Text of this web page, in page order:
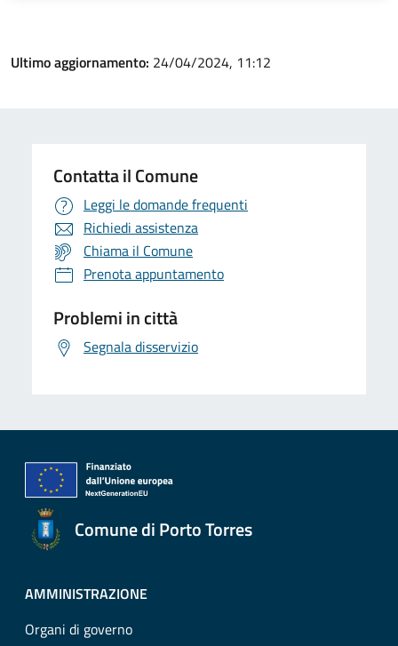
Ultimo aggiornamento: 24/04/2024, 11:12
Contatta il Comune
Leggi le domande frequenti
Richiedi assistenza
Chiama il Comune
Prenota appuntamento
Problemi in città
Segnala disservizio
Comune di Porto Torres
AMMINISTRAZIONE
Organi di governo